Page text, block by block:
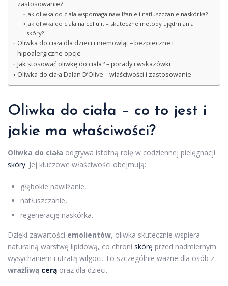
zastosowanie?
Jak oliwka do ciała wspomaga nawilżanie i natłuszczanie naskórka?
Jak oliwka do ciała na cellulit – skuteczne metody ujędrniania
skóry?
Oliwka do ciała dla dzieci i niemowląt – bezpieczne i
hipoalergiczne opcje
Jak stosować oliwkę do ciała? – porady i wskazówki
Oliwka do ciała Dalan D’Olive – właściwości i zastosowanie
Oliwka do ciała – co to jest i
jakie ma właściwości?
Oliwka do ciała odgrywa istotną rolę w codziennej pielęgnacji
skóry. Jej kluczowe właściwości obejmują:
głębokie nawilżanie,
natłuszczanie,
regenerację naskórka.
Dzięki zawartości emolientów, oliwka skutecznie wspiera
naturalną warstwę lipidową, co chroni skórę przed nadmiernym
wysychaniem i utratą wilgoci. To szczególnie ważne dla osób z
wrażliwą cerą oraz dla dzieci.